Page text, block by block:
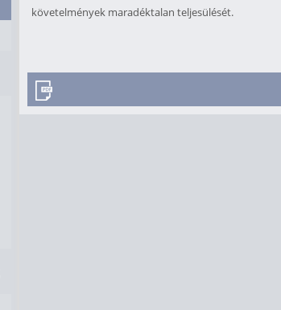
követelmények maradéktalan teljesülését.